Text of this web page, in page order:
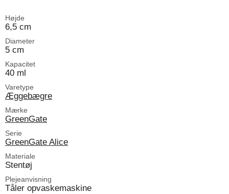
Højde
6,5 cm
Diameter
5 cm
Kapacitet
40 ml
Varetype
Æggebægre
Mærke
GreenGate
Serie
GreenGate Alice
Materiale
Stentøj
Plejeanvisning
Tåler opvaskemaskine